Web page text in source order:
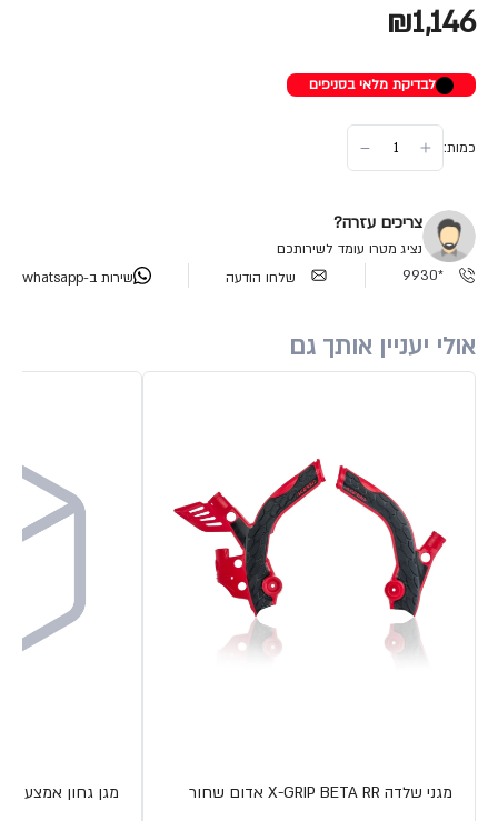
₪1,146
לבדיקת מלאי בסניפים
כמות:
צריכים עזרה?
נציג מטרו עומד לשירותכם
*9930
שלחו הודעה שירות ב-whatsapp
אולי יעניין אותך גם
מגני שלדה X-GRIP BETA RR אדום שחור מגן גחון אמצע TERYX800